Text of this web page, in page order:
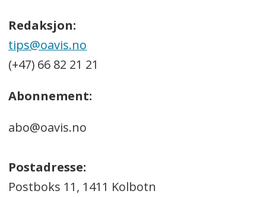
Redaksjon:
tips@oavis.no
(+47) 66 82 21 21
Abonnement:
abo@oavis.no
Postadresse:
Postboks 11, 1411 Kolbotn